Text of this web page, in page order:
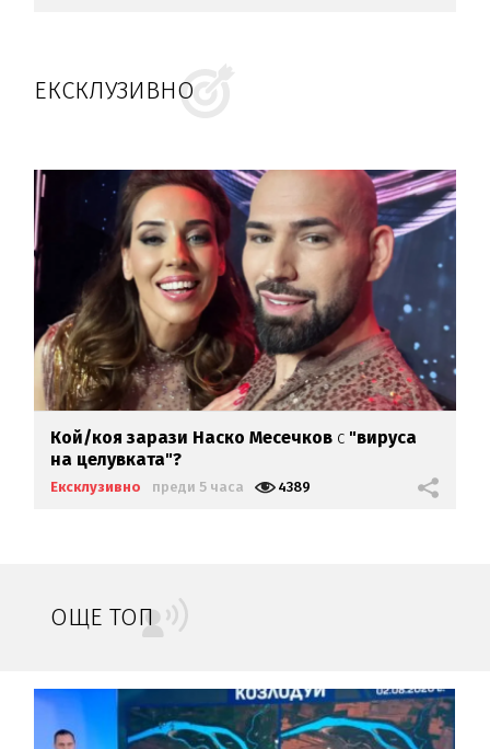
ЕКСКЛУЗИВНО
Кой/коя зарази Наско Месечков с "вируса
на целувката"?
Ексклузивно преди 5 часа 4389
ОЩЕ ТОП